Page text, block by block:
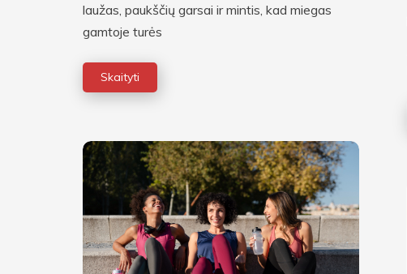
laužas, paukščių garsai ir mintis, kad miegas
gamtoje turės
Skaityti